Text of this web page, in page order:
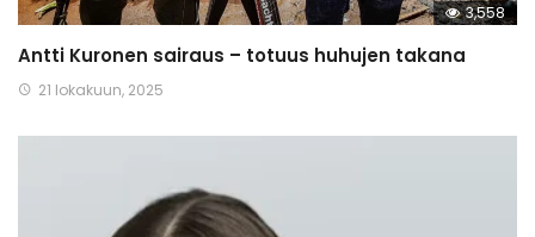
3,558
Antti Kuronen sairaus – totuus huhujen takana
21 lokakuun, 2025